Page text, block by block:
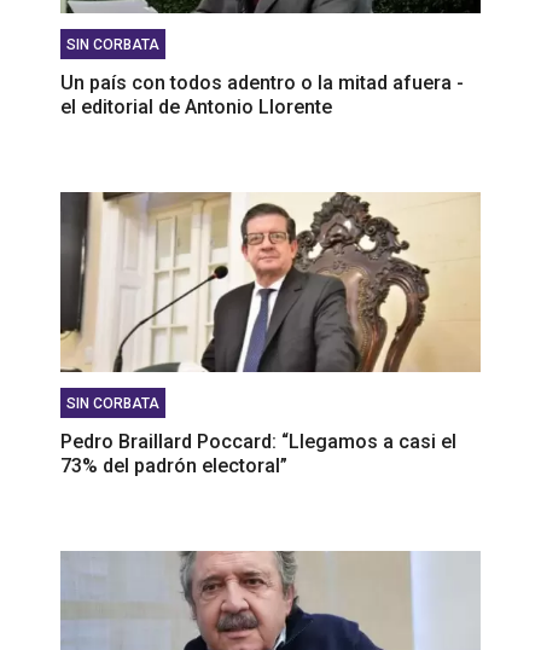
SIN CORBATA
Un país con todos adentro o la mitad afuera -
el editorial de Antonio Llorente
SIN CORBATA
Pedro Braillard Poccard: “Llegamos a casi el
73% del padrón electoral”